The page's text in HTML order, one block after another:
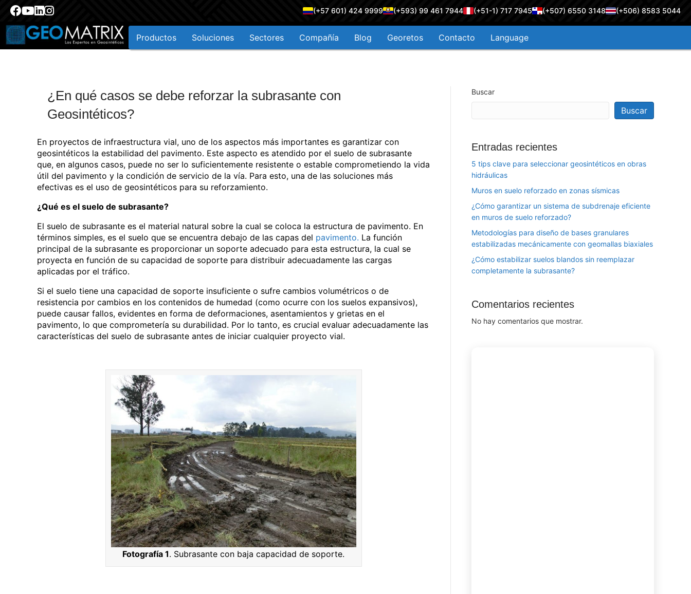
(+57 601) 424 9999 (+593) 99 461 7944 (+51-1) 717 7945 (+507) 6550 3148 (+506) 8583 5044
Productos Soluciones Sectores Compañía Blog Georetos Contacto Language
¿En qué casos se debe reforzar la subrasante con
Geosintéticos?
En proyectos de infraestructura vial, uno de los aspectos más importantes es garantizar con
geosintéticos la estabilidad del pavimento. Este aspecto es atendido por el suelo de subrasante
que, en algunos casos, puede no ser lo suficientemente resistente o estable comprometiendo la vida
útil del pavimento y la condición de servicio de la vía. Para esto, una de las soluciones más
efectivas es el uso de geosintéticos para su reforzamiento.
¿Qué es el suelo de subrasante?
El suelo de subrasante es el material natural sobre la cual se coloca la estructura de pavimento. En
términos simples, es el suelo que se encuentra debajo de las capas del pavimento. La función
principal de la subrasante es proporcionar un soporte adecuado para esta estructura, la cual se
proyecta en función de su capacidad de soporte para distribuir adecuadamente las cargas
aplicadas por el tráfico.
Si el suelo tiene una capacidad de soporte insuficiente o sufre cambios volumétricos o de
resistencia por cambios en los contenidos de humedad (como ocurre con los suelos expansivos),
puede causar fallos, evidentes en forma de deformaciones, asentamientos y grietas en el
pavimento, lo que comprometería su durabilidad. Por lo tanto, es crucial evaluar adecuadamente las
características del suelo de subrasante antes de iniciar cualquier proyecto vial.
Fotografía 1. Subrasante con baja capacidad de soporte.
Buscar
Buscar
Entradas recientes
5 tips clave para seleccionar geosintéticos en obras
hidráulicas
Muros en suelo reforzado en zonas sísmicas
¿Cómo garantizar un sistema de subdrenaje eficiente
en muros de suelo reforzado?
Metodologías para diseño de bases granulares
estabilizadas mecánicamente con geomallas biaxiales
¿Cómo estabilizar suelos blandos sin reemplazar
completamente la subrasante?
Comentarios recientes
No hay comentarios que mostrar.